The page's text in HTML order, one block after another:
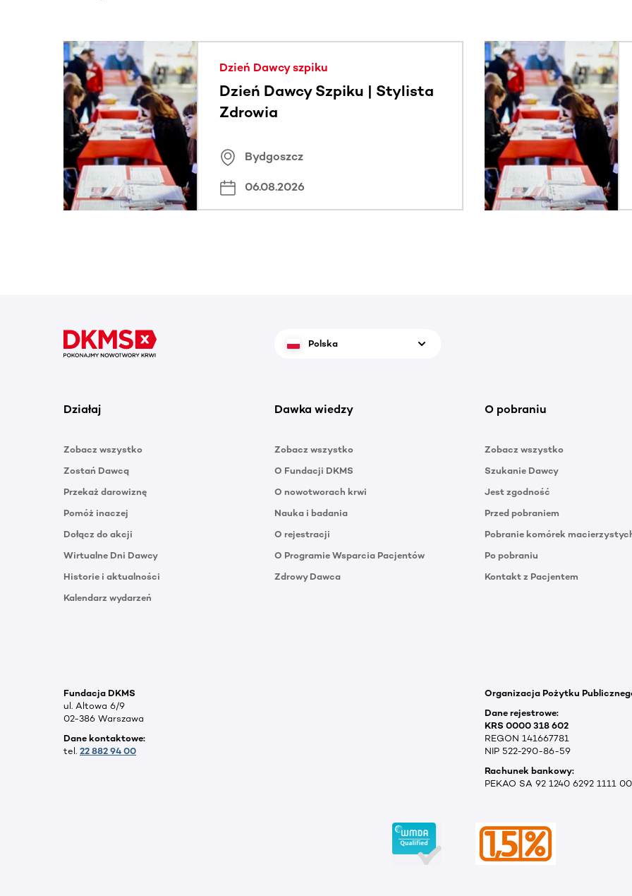
Ta sekcja zawiera treści przewijane w poziomie. Użyj klawisza Tab lub przesuń palcem, aby zobaczyć
Dzień Dawcy szpiku
Dzień Dawcy Szpiku | Stylista
Zdrowia
Bydgoszcz
06.08.2026
Polska
Działaj
Zobacz wszystko
Zostań Dawcą
Przekaż darowiznę
Pomóż inaczej
Dołącz do akcji
Wirtualne Dni Dawcy
Historie i aktualności
Kalendarz wydarzeń
Dawka wiedzy
Zobacz wszystko
O Fundacji DKMS
O nowotworach krwi
Nauka i badania
O rejestracji
O Programie Wsparcia Pacjentów
Zdrowy Dawca
O pobraniu
Zobacz wszystko
Szukanie Dawcy
Jest zgodność
Przed pobraniem
Pobranie komórek
Po pobraniu
Kontakt z Pacjentem
Fundacja DKMS
ul. Altowa 6/9
02-386 Warszawa
Dane kontaktowe:
tel. 22 882 94 00
Organizacja Pożytku
Dane rejestrowe:
KRS 0000 318 602
REGON 141667781
NIP 522-290-86-59
Rachunek bankowy:
PEKAO SA 92 1240 6292 1111